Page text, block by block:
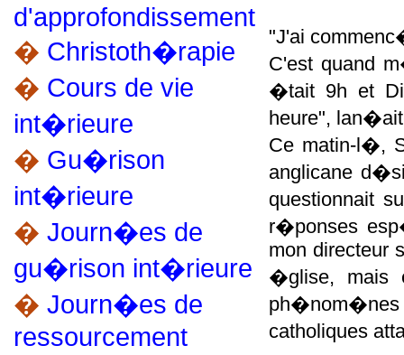
d'approfondissement
� Christoth�rapie
� Cours de vie
int�rieure
� Gu�rison
int�rieure
� Journ�es de
gu�rison int�rieure
� Journ�es de
ressourcement
"J'ai
C'est quand
�tait 9h et
heure",
Ce matin-l�,
anglicane
questionnait
r�ponses
mon directeur
�glise, mais
ph�nom�nes
catholiques